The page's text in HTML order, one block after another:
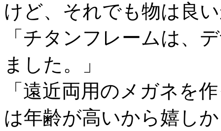
けど、それでも物は良
「チタンフレームは、
ました。」
「遠近両用のメガネを
は年齢が高いから嬉し